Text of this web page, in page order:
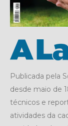
Publicada pela
desde maio de
técnicos e
atividades da